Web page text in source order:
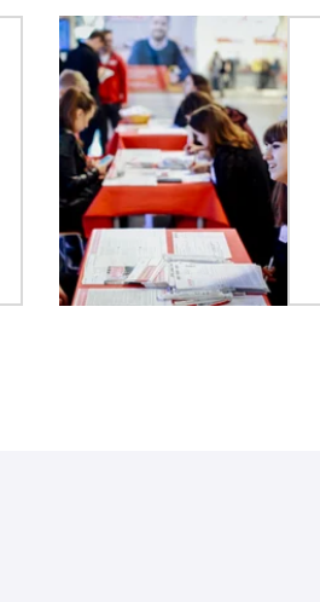
palcem, aby zobaczyć więcej.